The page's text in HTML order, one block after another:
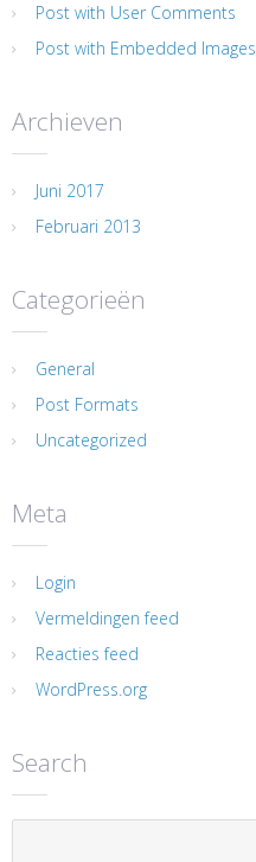
Post with User Comments
Post with Embedded Images
Archieven
Juni 2017
Februari 2013
Categorieën
General
Post Formats
Uncategorized
Meta
Login
Vermeldingen feed
Reacties feed
WordPress.org
Search